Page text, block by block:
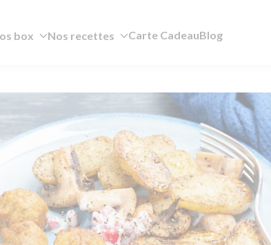
box Nos recettes Carte CadeauBlog